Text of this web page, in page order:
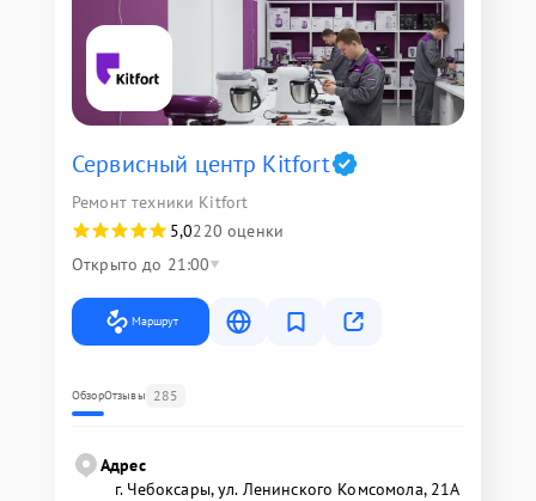
Сервисный центр Kitfort
Ремонт техники Kitfort
5,0220 оценки
Открыто до 21:00
Маршрут
ОбзорОтзывы 285
Адрес
г. Чебоксары, ул. Ленинского Комсомола, 21А